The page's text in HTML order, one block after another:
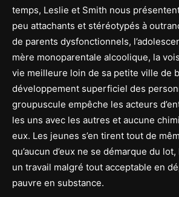
temps, Leslie et Smith nous
peu attachants et stéréotypés à
de parents dysfonctionnels,
mère monoparentale alcoolique, la
vie meilleure loin de sa petite ville de
développement superficiel des
groupuscule empêche les acteurs
les uns avec les autres et aucune
eux. Les jeunes s’en tirent tout de
qu’aucun d’eux ne se démarque du
un travail malgré tout acceptable en
pauvre en substance.